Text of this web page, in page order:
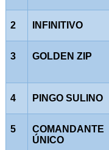
2 INFINITIVO
3 GOLDEN ZIP
4 PINGO SULINO
5
COMANDANTE
ÚNICO